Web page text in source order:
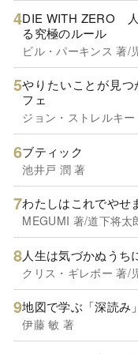
DIE WITH ZERO
る究極のルール
ビル・パーキンス 著/
やりたいことが見
フェ
ジョン・ストレルキ
ブティック
池井戸 潤 著
わたしはこれでやせ
MEGUMI 著/道下将太
人生は気づかぬうち
クリス・ギレボー 著/
地図で学ぶ「深読み
伊藤 敏 著